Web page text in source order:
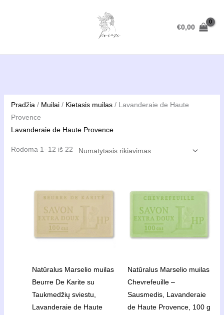
€0,00
Pradžia / Muilai/ Kietasis muilas/ Lavanderaie de Haute
Provence
Lavanderaie de Haute Provence
Rodoma 1–12 iš 22
Natūralus Marselio muilas
Beurre De Karite su
Taukmedžių sviestu,
Lavanderaie de Haute
Natūralus Marselio muilas
Chevrefeuille –
Sausmedis, Lavanderaie
de Haute Provence, 100 g